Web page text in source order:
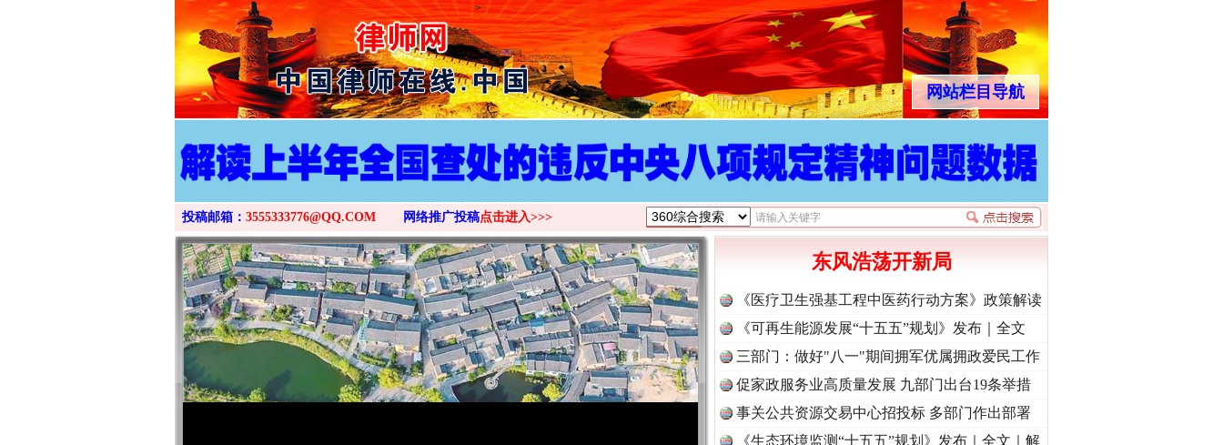
>
网站栏目导航
投稿邮箱： 3555333776@QQ.COM 网络推广投稿点击进入>>>
东风浩荡开新局
《医疗卫生强基工程中医药行动方案》政策解读
《可再生能源发展“十五五”规划》发布｜全文
三部门：做好"八一"期间拥军优属拥政爱民工作
促家政服务业高质量发展 九部门出台19条举措
事关公共资源交易中心招投标 多部门作出部署
《生态环境监测“十五五”规划》发布｜全文｜解